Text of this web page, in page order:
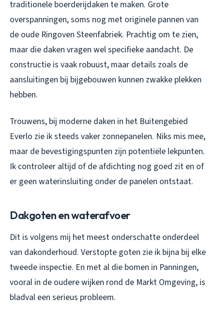
traditionele boerderijdaken te maken. Grote
overspanningen, soms nog met originele pannen van
de oude Ringoven Steenfabriek. Prachtig om te zien,
maar die daken vragen wel specifieke aandacht. De
constructie is vaak robuust, maar details zoals de
aansluitingen bij bijgebouwen kunnen zwakke plekken
hebben.
Trouwens, bij moderne daken in het Buitengebied
Everlo zie ik steeds vaker zonnepanelen. Niks mis mee,
maar de bevestigingspunten zijn potentiële lekpunten.
Ik controleer altijd of de afdichting nog goed zit en of
er geen waterinsluiting onder de panelen ontstaat.
Dakgoten en waterafvoer
Dit is volgens mij het meest onderschatte onderdeel
van dakonderhoud. Verstopte goten zie ik bijna bij elke
tweede inspectie. En met al die bomen in Panningen,
vooral in de oudere wijken rond de Markt Omgeving, is
bladval een serieus probleem.